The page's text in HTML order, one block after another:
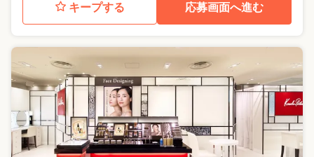
キープする 応募画面へ進む